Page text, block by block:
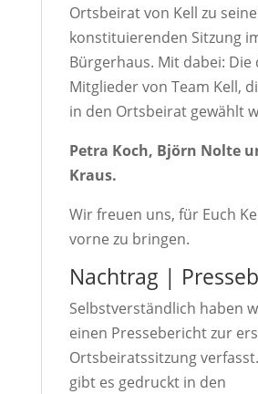
Ortsbeirat von Kell zu
konstituierenden Sitzung
Bürgerhaus. Mit dabei: Die
Mitglieder von Team Kell,
in den Ortsbeirat gewählt
Petra Koch, Björn Nolte
Kraus.
Wir freuen uns, für Euch
vorne zu bringen.
Nachtrag |
Selbstverständlich haben
einen Pressebericht zur
Ortsbeiratssitzung
gibt es gedruckt in den